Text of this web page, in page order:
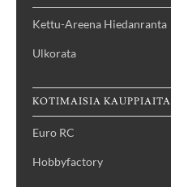
Kettu-Areena Hiedanranta
Ulkorata
KOTIMAISIA KAUPPIAITA
Euro RC
Hobbyfactory